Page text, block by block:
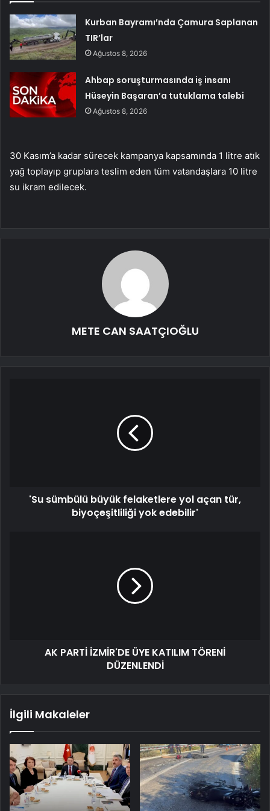
Kurban Bayramı’nda Çamura Saplanan
TIR’lar
Ağustos 8, 2026
Ahbap soruşturmasında iş insanı
Hüseyin Başaran’a tutuklama talebi
Ağustos 8, 2026
30 Kasım’a kadar sürecek kampanya kapsamında 1 litre atık
yağ toplayıp gruplara teslim eden tüm vatandaşlara 10 litre
su ikram edilecek.
METE CAN SAATÇIOĞLU
'Su sümbülü büyük felaketlere yol açan tür,
biyoçeşitliliği yok edebilir'
AK PARTİ İZMİR'DE ÜYE KATILIM TÖRENİ
DÜZENLENDİ
İlgili Makaleler